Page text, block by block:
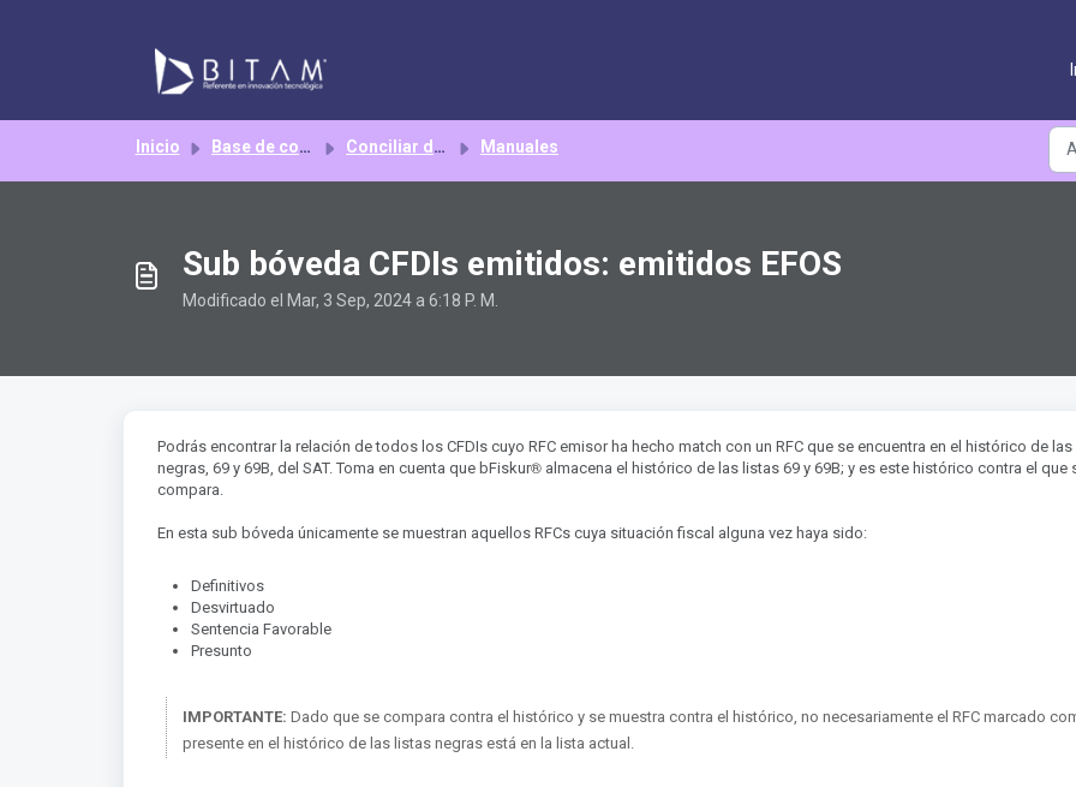
Inicio Base de conocimientos Conciliar discrepancias Manuales
Sub bóveda CFDIs emitidos: emitidos EFOS
Modificado el Mar, 3 Sep, 2024 a 6:18 P. M.
Podrás encontrar la relación de todos los CFDIs cuyo RFC emisor ha hecho match con un RFC que se encuentra en el histórico de
negras, 69 y 69B, del SAT. Toma en cuenta que bFiskur®︎ almacena el histórico de las listas 69 y 69B; y es este histórico contra el que
compara.
En esta sub bóveda únicamente se muestran aquellos RFCs cuya situación fiscal alguna vez haya sido:
Definitivos
Desvirtuado
Sentencia Favorable
Presunto
IMPORTANTE: Dado que se compara contra el histórico y se muestra contra el histórico, no necesariamente el RFC marcado
presente en el histórico de las listas negras está en la lista actual.